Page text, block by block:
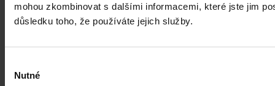
mohou zkombinovat s dalšími informacemi, které jste jim
důsledku toho, že používáte jejich služby.
souhlasu
Nutné